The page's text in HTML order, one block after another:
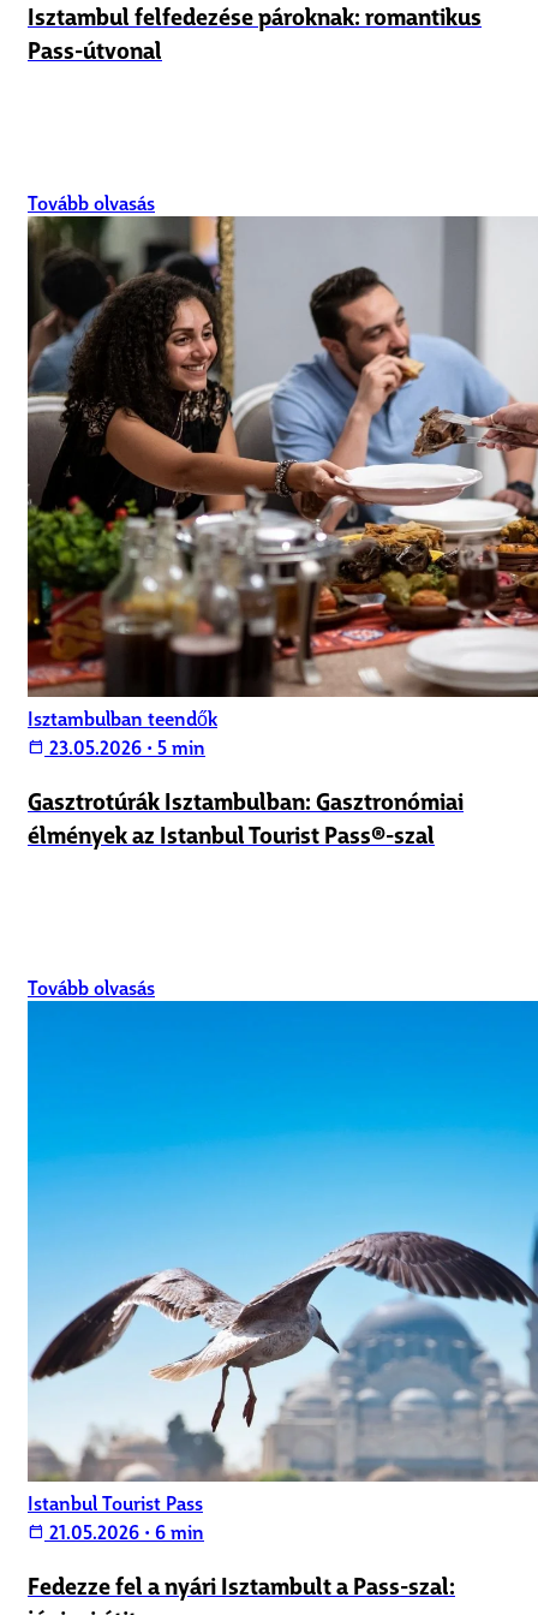
Isztambul felfedezése pároknak: romantikus
Pass-útvonal
Tovább olvasás
Isztambulban teendők
calendar_today 23.05.2026 • 5 min
Gasztrotúrák Isztambulban: Gasztronómiai
élmények az Istanbul Tourist Pass®-szal
Tovább olvasás
Istanbul Tourist Pass
calendar_today 21.05.2026 • 6 min
Fedezze fel a nyári Isztambult a Pass-szal: